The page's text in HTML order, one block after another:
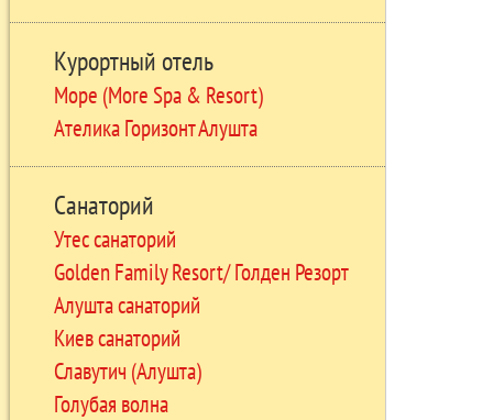
Курортный отель
Море (More Spa & Resort)
Ателика Горизонт Алушта
Санаторий
Утес санаторий
Golden Family Resort/ Голден Резорт
Алушта санаторий
Киев санаторий
Славутич (Алушта)
Голубая волна